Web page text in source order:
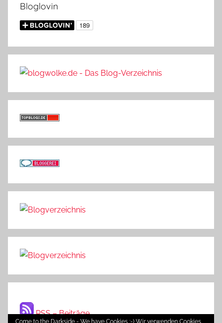
Bloglovin
RSS – Beiträge
Come to the Darkside - We have Cookies ;-) Wir verwenden Cookies,